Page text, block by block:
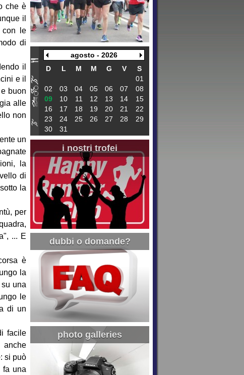
che è
il
con le
di
il
e il
buon
alle
non
un
la
di
la
per
... E
è
la
una
le
di un
facile
anche
si può
fa una
agosto - 2026
D
L M M G V
S
01
02
03 04 05 06 07
08
09
10 11 12 13 14
15
16
17 18 19 20 21
22
23
24 25 26 27 28
29
30
31
i nostri trofei
dubbi o domande?
photo galleries